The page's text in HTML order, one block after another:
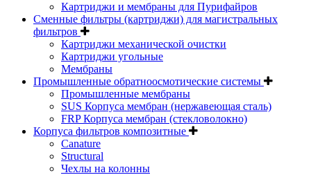
Картриджи и мембраны для Пурифайров
Сменные фильтры (картриджи) для магистральных
фильтров
Картриджи механической очистки
Картриджи угольные
Мембраны
Промышленные обратноосмотические системы
Промышленные мембраны
SUS Корпуса мембран (нержавеющая сталь)
FRP Корпуса мембран (стекловолокно)
Корпуса фильтров композитные
Canature
Structural
Чехлы на колонны